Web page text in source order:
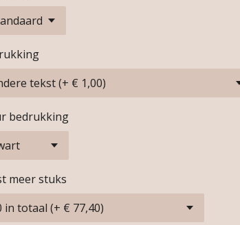
bedrukking
meer stuks